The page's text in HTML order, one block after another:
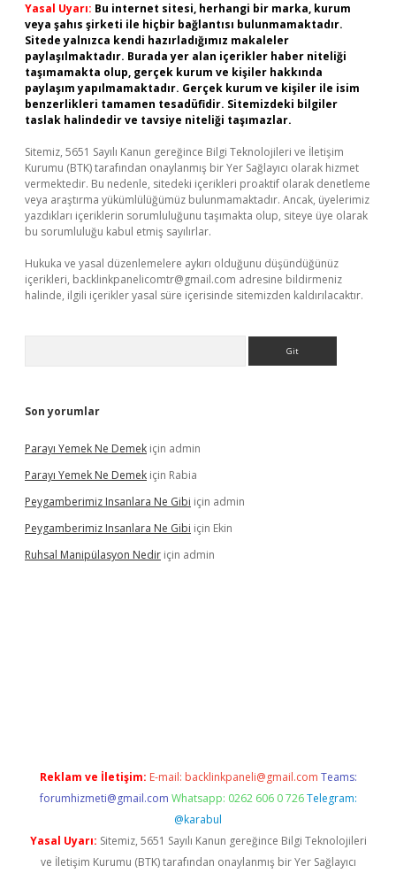
Yasal Uyarı: Bu internet sitesi, herhangi bir marka, kurum
veya şahıs şirketi ile hiçbir bağlantısı bulunmamaktadır.
Sitede yalnızca kendi hazırladığımız makaleler
paylaşılmaktadır. Burada yer alan içerikler haber niteliği
taşımamakta olup, gerçek kurum ve kişiler hakkında
paylaşım yapılmamaktadır. Gerçek kurum ve kişiler ile isim
benzerlikleri tamamen tesadüfidir. Sitemizdeki bilgiler
taslak halindedir ve tavsiye niteliği taşımazlar.
Sitemiz, 5651 Sayılı Kanun gereğince Bilgi Teknolojileri ve İletişim
Kurumu (BTK) tarafından onaylanmış bir Yer Sağlayıcı olarak hizmet
vermektedir. Bu nedenle, sitedeki içerikleri proaktif olarak denetleme
veya araştırma yükümlülüğümüz bulunmamaktadır. Ancak, üyelerimiz
yazdıkları içeriklerin sorumluluğunu taşımakta olup, siteye üye olarak
bu sorumluluğu kabul etmiş sayılırlar.
Hukuka ve yasal düzenlemelere aykırı olduğunu düşündüğünüz
içerikleri, backlinkpanelicomtr@gmail.com adresine bildirmeniz
halinde, ilgili içerikler yasal süre içerisinde sitemizden kaldırılacaktır.
Son yorumlar
Parayı Yemek Ne Demek için admin
Parayı Yemek Ne Demek için Rabia
Peygamberimiz Insanlara Ne Gibi için admin
Peygamberimiz Insanlara Ne Gibi için Ekin
Ruhsal Manipülasyon Nedir için admin
Reklam ve İletişim: E-mail: backlinkpaneli@gmail.com Teams:
forumhizmeti@gmail.com Whatsapp: 0262 606 0 726 Telegram:
@karabul
Yasal Uyarı: Sitemiz, 5651 Sayılı Kanun gereğince Bilgi Teknolojileri
ve İletişim Kurumu (BTK) tarafından onaylanmış bir Yer Sağlayıcı